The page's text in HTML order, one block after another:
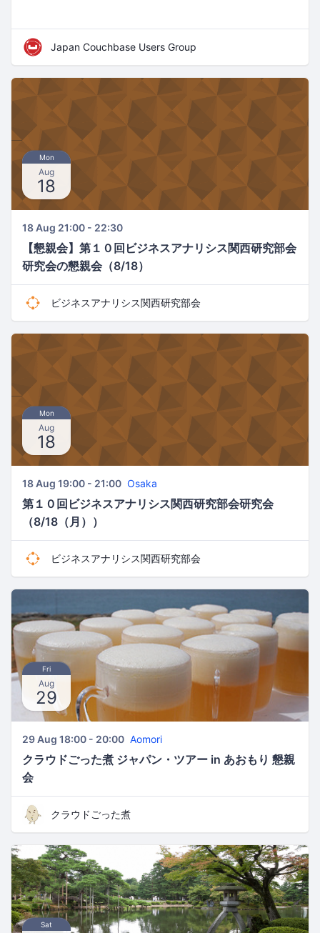
Japan Couchbase Users Group
Mon
Aug
18
18 Aug 21:00 - 22:30
【懇親会】第１０回ビジネスアナリシス関西研究部会
研究会の懇親会（8/18）
ビジネスアナリシス関西研究部会
Mon
Aug
18
18 Aug 19:00 - 21:00 Osaka
第１０回ビジネスアナリシス関西研究部会研究会
（8/18（月））
ビジネスアナリシス関西研究部会
Fri
Aug
29
29 Aug 18:00 - 20:00 Aomori
クラウドごった煮 ジャパン・ツアー in あおもり 懇親
会
クラウドごった煮
Sat